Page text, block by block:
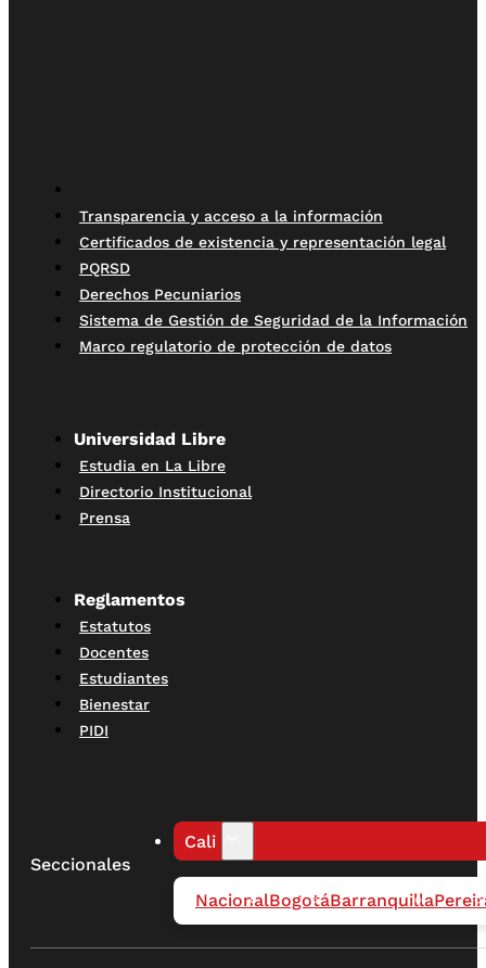
Transparencia y acceso a la información
Certificados de existencia y representación legal
PQRSD
Derechos Pecuniarios
Sistema de Gestión de Seguridad de la Información
Marco regulatorio de protección de datos
Universidad Libre
Estudia en La Libre
Directorio Institucional
Prensa
Reglamentos
Estatutos
Docentes
Estudiantes
Bienestar
PIDI
Seccionales
Cali
NacionalBogotáBarranquilla